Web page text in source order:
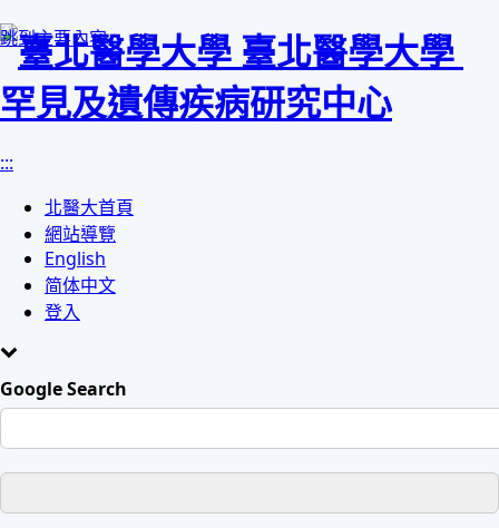
跳到主要內容
臺北醫學大學
罕見及遺傳疾病研究中心
:::
北醫大首頁
網站導覽
English
简体中文
登入
Google Search